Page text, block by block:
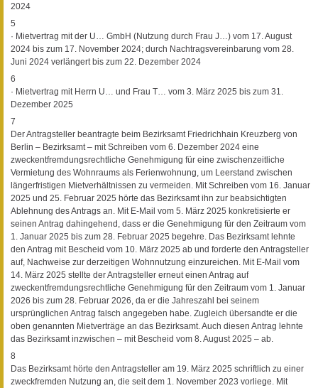
2024
5
· Mietvertrag mit der U… GmbH (Nutzung durch Frau J…) vom 17. August
2024 bis zum 17. November 2024; durch Nachtragsvereinbarung vom 28.
Juni 2024 verlängert bis zum 22. Dezember 2024
6
· Mietvertrag mit Herrn U… und Frau T… vom 3. März 2025 bis zum 31.
Dezember 2025
7
Der Antragsteller beantragte beim Bezirksamt Friedrichhain Kreuzberg von
Berlin – Bezirksamt – mit Schreiben vom 6. Dezember 2024 eine
zweckentfremdungsrechtliche Genehmigung für eine zwischenzeitliche
Vermietung des Wohnraums als Ferienwohnung, um Leerstand zwischen
längerfristigen Mietverhältnissen zu vermeiden. Mit Schreiben vom 16. Januar
2025 und 25. Februar 2025 hörte das Bezirksamt ihn zur beabsichtigten
Ablehnung des Antrags an. Mit E-Mail vom 5. März 2025 konkretisierte er
seinen Antrag dahingehend, dass er die Genehmigung für den Zeitraum vom
1. Januar 2025 bis zum 28. Februar 2025 begehre. Das Bezirksamt lehnte
den Antrag mit Bescheid vom 10. März 2025 ab und forderte den Antragsteller
auf, Nachweise zur derzeitigen Wohnnutzung einzureichen. Mit E-Mail vom
14. März 2025 stellte der Antragsteller erneut einen Antrag auf
zweckentfremdungsrechtliche Genehmigung für den Zeitraum vom 1. Januar
2026 bis zum 28. Februar 2026, da er die Jahreszahl bei seinem
ursprünglichen Antrag falsch angegeben habe. Zugleich übersandte er die
oben genannten Mietverträge an das Bezirksamt. Auch diesen Antrag lehnte
das Bezirksamt inzwischen – mit Bescheid vom 8. August 2025 – ab.
8
Das Bezirksamt hörte den Antragsteller am 19. März 2025 schriftlich zu einer
zweckfremden Nutzung an, die seit dem 1. November 2023 vorliege. Mit